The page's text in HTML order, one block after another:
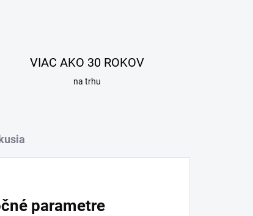
VIAC AKO 30 ROKOV
na trhu
parametre